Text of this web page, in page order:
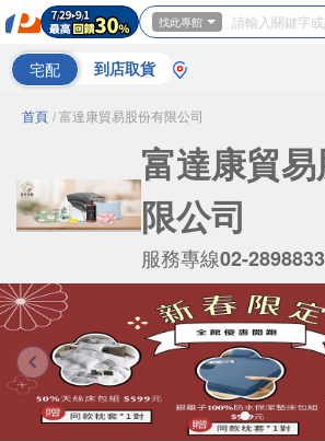
找此專館
宅配 到店取貨
首頁 / 富達康貿易股份有限公司
富達康貿
限公司
服務專線02-